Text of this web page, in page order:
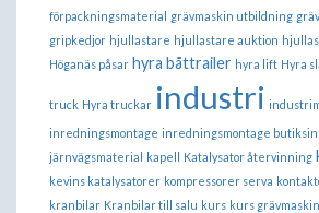
förpackningsmaterial grävmaskin utbildning
gripkedjor hjullastare hjullastare auktion
Höganäs påsar hyra båttrailer hyra lift Hyra
truck Hyra truckar industri
inredningsmontage inredningsmontage
järnvägsmaterial kapell Katalysator återvinning
kevins katalysatorer kompressorer serva
kranbilar Kranbilar till salu kurs kurs grävmaskin